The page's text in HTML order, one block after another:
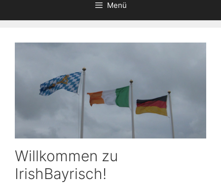
Menü
Willkommen zu
IrishBayrisch!